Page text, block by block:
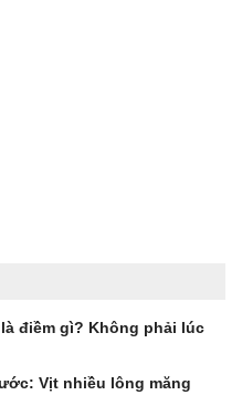
điềm gì? Không phải lúc
Vịt nhiều lông măng